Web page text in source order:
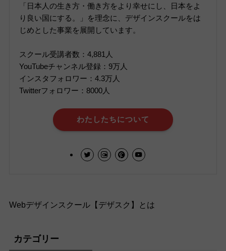
「日本人の生き方・働き方をより幸せにし、日本をよ
り良い国にする。」を理念に、デザインスクールをは
じめとした事業を展開しています。
スクール受講者数：4,881人
YouTubeチャンネル登録：9万人
インスタフォロワー：4.3万人
Twitterフォロワー：8000人
わたしたちについて
Webデザインスクール【デザスク】とは
カテゴリー